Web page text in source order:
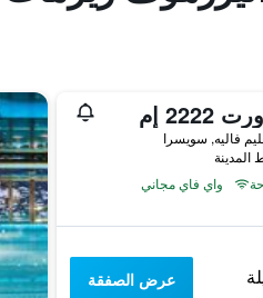
إم
واي فاي مجاني
عرض الصفقة